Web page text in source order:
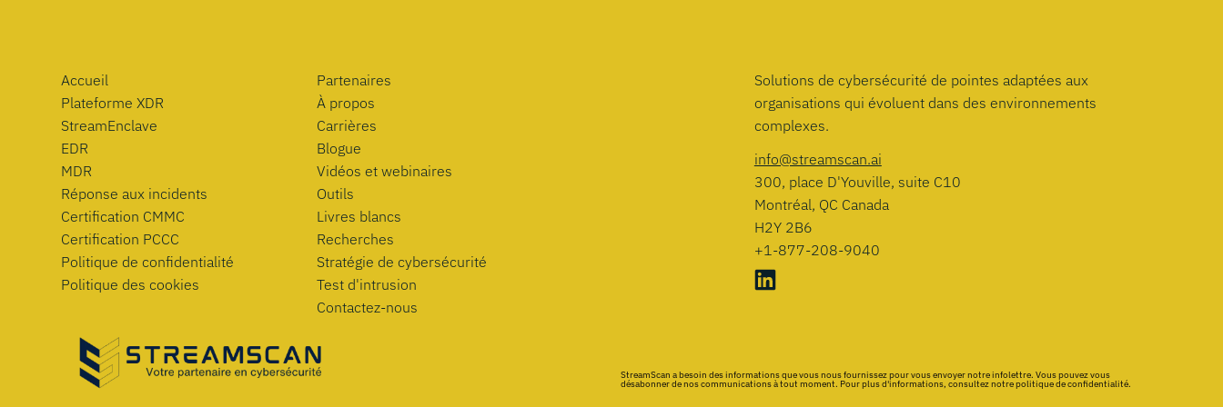
Accueil
Plateforme XDR
StreamEnclave
EDR
MDR
Réponse aux incidents
Certification CMMC
Certification PCCC
Politique de confidentialité
Politique des cookies
Partenaires
À propos
Carrières
Blogue
Vidéos et webinaires
Outils
Livres blancs
Recherches
Stratégie de cybersécurité
Test d'intrusion
Contactez-nous
Solutions de cybersécurité de pointes adaptées aux
organisations qui évoluent dans des environnements
complexes.
info@streamscan.ai
300, place D'Youville, suite C10
Montréal, QC Canada
H2Y 2B6
+1-877-208-9040
StreamScan a besoin des informations que vous nous fournissez pour vous envoyer notre infolettre. Vous pouvez vous
désabonner de nos communications à tout moment. Pour plus d'informations, consultez notre politique de confidentialité.